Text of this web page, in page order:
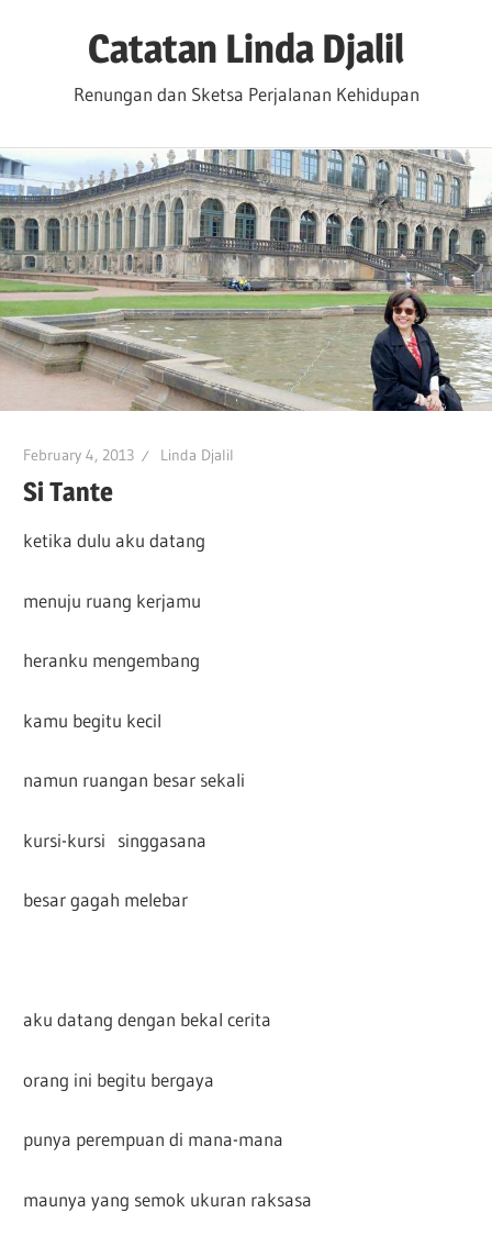
Catatan Linda Djalil
Renungan dan Sketsa Perjalanan Kehidupan
February 4, 2013 Linda Djalil
Si Tante
ketika dulu aku datang
menuju ruang kerjamu
heranku mengembang
kamu begitu kecil
namun ruangan besar sekali
kursi-kursi singgasana
besar gagah melebar
aku datang dengan bekal cerita
orang ini begitu bergaya
punya perempuan di mana-mana
maunya yang semok ukuran raksasa